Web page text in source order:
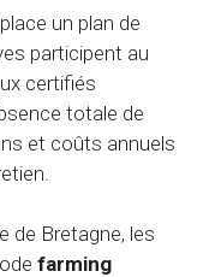
un plan de
participent au
certifiés
totale de
et coûts annuels
de Bretagne, les
farming